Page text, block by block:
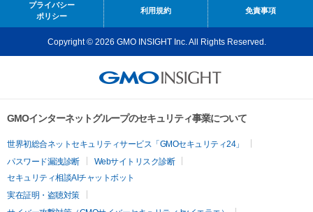
プライバシー
ポリシー
利用規約 免責事項
Copyright © 2026 GMO INSIGHT Inc. All Rights Reserved.
GMOインターネットグループのセキュリティ事業について
世界初総合ネットセキュリティサービス「GMOセキュリティ24」
パスワード漏洩診断
Webサイトリスク診断
セキュリティ相談AIチャットボット
実在証明・盗聴対策